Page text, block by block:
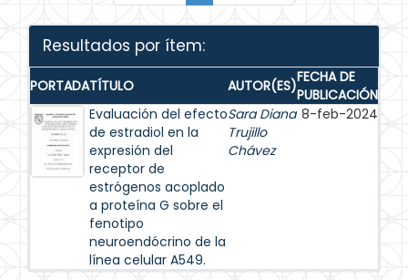
Resultados por ítem:
PORTADATÍTULO AUTOR(ES)FECHA DE
PUBLICACIÓN
Evaluación del efecto
de estradiol en la
expresión del
receptor de
estrógenos acoplado
a proteína G sobre el
fenotipo
neuroendócrino de la
línea celular A549.
Sara Diana
Trujillo
Chávez
8-feb-2024